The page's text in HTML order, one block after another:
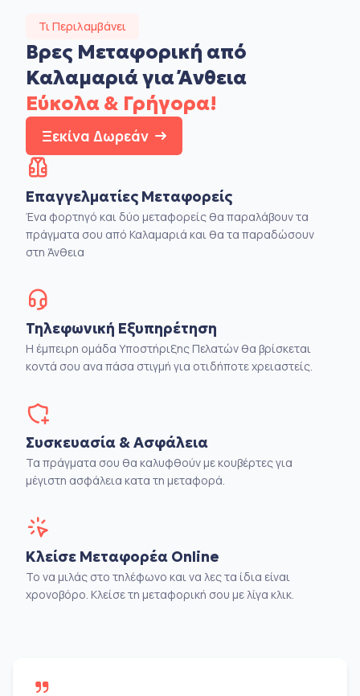
Τι Περιλαμβάνει
Βρες Μεταφορική από
Καλαμαριά για Άνθεια
Εύκολα & Γρήγορα!
Ξεκίνα Δωρεάν
Επαγγελματίες Μεταφορείς
Ένα φορτηγό και δύο μεταφορείς θα παραλάβουν τα
πράγματα σου από Καλαμαριά και θα τα παραδώσουν
στη Άνθεια
Τηλεφωνική Εξυπηρέτηση
Η έμπειρη ομάδα Υποστήριξης Πελατών θα βρίσκεται
κοντά σου ανα πάσα στιγμή για οτιδήποτε χρειαστείς.
Συσκευασία & Ασφάλεια
Τα πράγματα σου θα καλυφθούν με κουβέρτες για
μέγιστη ασφάλεια κατα τη μεταφορά.
Κλείσε Μεταφορέα Online
Το να μιλάς στο τηλέφωνο και να λες τα ίδια είναι
χρονοβόρο. Κλείσε τη μεταφορική σου με λίγα κλικ.